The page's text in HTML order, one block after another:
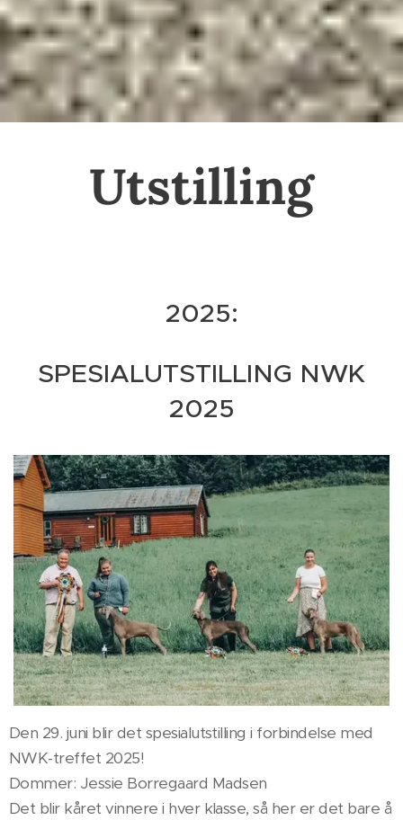
Utstilling
2025:
SPESIALUTSTILLING NWK
2025
Den 29. juni blir det spesialutstilling i forbindelse med
NWK-treffet 2025!
Dommer: Jessie Borregaard Madsen
Det blir kåret vinnere i hver klasse, så her er det bare å